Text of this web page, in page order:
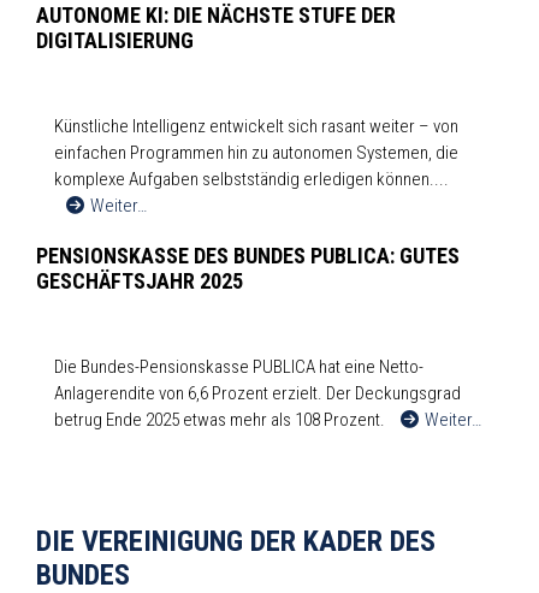
AUTONOME KI: DIE NÄCHSTE STUFE DER
DIGITALISIERUNG
Künstliche Intelligenz entwickelt sich rasant weiter – von
einfachen Programmen hin zu autonomen Systemen, die
komplexe Aufgaben selbstständig erledigen können....
Weiter…
PENSIONSKASSE DES BUNDES PUBLICA: GUTES
GESCHÄFTSJAHR 2025
Die Bundes-Pensionskasse PUBLICA hat eine Netto-
Anlagerendite von 6,6 Prozent erzielt. Der Deckungsgrad
betrug Ende 2025 etwas mehr als 108 Prozent.
Weiter…
DIE VEREINIGUNG DER KADER DES
BUNDES